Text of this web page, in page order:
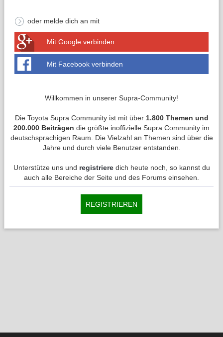
oder melde dich an mit
Mit Google verbinden
Mit Facebook verbinden
Willkommen in unserer Supra-Community!
Die Toyota Supra Community ist mit über 1.800 Themen und
200.000 Beiträgen die größte inoffizielle Supra Community im
deutschsprachigen Raum. Die Vielzahl an Themen sind über die
Jahre und durch viele Benutzer entstanden.
Unterstütze uns und registrieredich heute noch, so kannst du
auch alle Bereiche der Seite und des Forums einsehen.
REGISTRIEREN